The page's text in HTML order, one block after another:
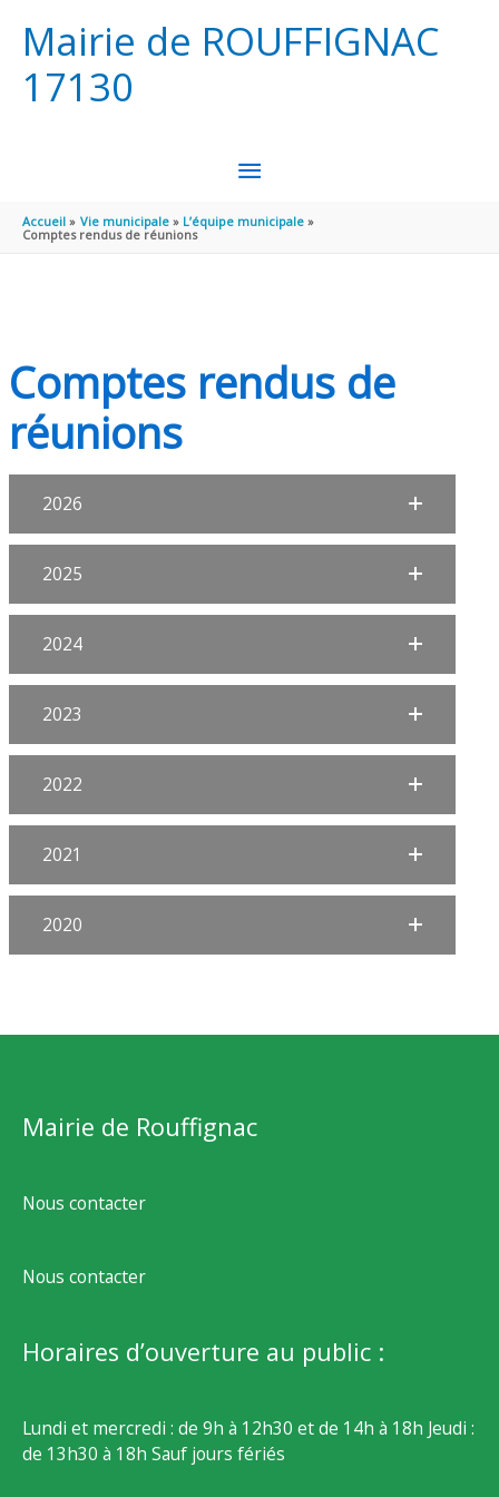
Mairie de ROUFFIGNAC
17130
MENU
PRINCIPAL
Accueil Vie municipale
L’équipe municipale
Comptes rendus de réunions
Comptes rendus de
réunions
2026
2025
2024
2023
2022
2021
2020
Mairie de Rouffignac
Nous contacter
Nous contacter
Horaires d’ouverture au public :
Lundi et mercredi : de 9h à 12h30 et de 14h à 18h Jeudi :
de 13h30 à 18h Sauf jours fériés